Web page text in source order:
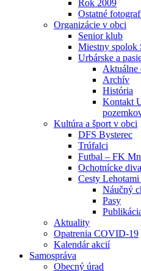
Rok 2009
Ostatné
Organizácie v obci
Senior klub
Miestny spolok
Urbárske a
Aktuálne
Archív
História
Kontakt
Kultúra a šport v obci
DFS Bysterec
Trúfalci
Futbal – FK
Ochotnícke
Cesty Lehotami
Náučný
Pasy
Aktuality
Opatrenia COVID-19
Kalendár akcií
Samospráva
Obecný úrad